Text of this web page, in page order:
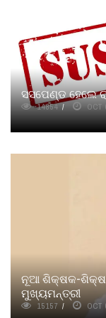
ସସପେଣ୍ଡ ହେଲେ
14854 OCT
ନୂଆ ଶିକ୍ଷକ-
ମୁଖ୍ୟମନ୍ତ୍ରୀ
15157 OCT